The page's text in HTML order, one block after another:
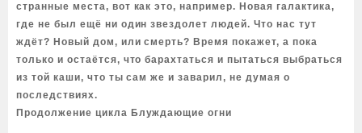
странные места, вот как это, например. Новая галактика,
где не был ещё ни один звездолет людей. Что нас тут
ждёт? Новый дом, или смерть? Время покажет, а пока
только и остаётся, что барахтаться и пытаться выбраться
из той каши, что ты сам же и заварил, не думая о
последствиях.
Продолжение цикла Блуждающие огни